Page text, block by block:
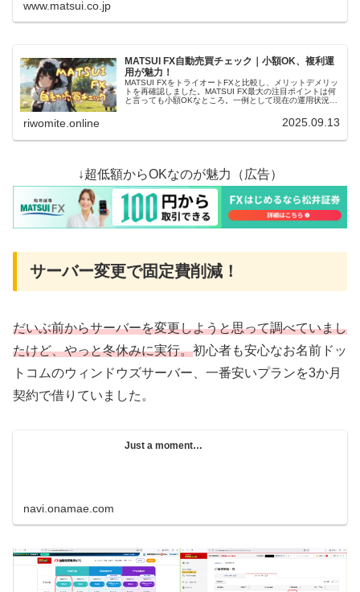
www.matsui.co.jp
MATSUI FX自動売買チェック｜小額OK、複利運
用が魅力！
MATSUI FXをトライオートFXと比較し、メリットデメリッ
トを再確認しました。MATSUI FX最大の注目ポイントは何
と言っても小額OKなところ。一例として現在の運用状況を
riwomite.online 2025.09.13
↓超低額からOKなのが魅力（広告）
サーバー変更で固定費削減！
だいぶ前からサーバーを変更しようと思って調べていまし
たけど、やっと冬休みに実行。初心者も安心なお名前ドッ
トコムのウィンドウズサーバー、一番安いプランを3か月
契約で借りていました。
Just a moment…
navi.onamae.com